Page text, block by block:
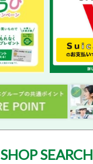
SHOP SEARCH